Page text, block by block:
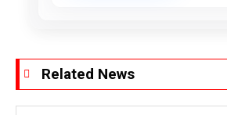
Related News